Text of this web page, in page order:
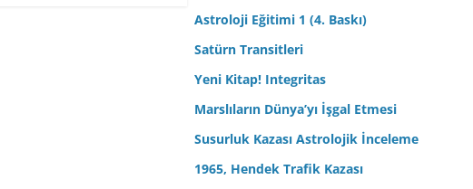
Astroloji Eğitimi 1 (4. Baskı)
Satürn Transitleri
Yeni Kitap! Integritas
Marslıların Dünya’yı İşgal Etmesi
Susurluk Kazası Astrolojik İnceleme
1965, Hendek Trafik Kazası